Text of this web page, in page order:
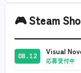
🎮Steam
08.12 Visual
応募受付中